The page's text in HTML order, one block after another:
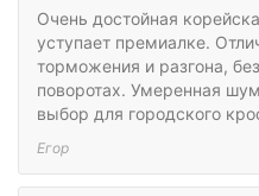
Очень достойная
уступает премиалке.
торможения и разгона,
поворотах. Умеренная
выбор для городского
Егор